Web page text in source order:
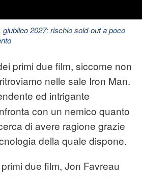
giubileo 2027: rischio sold-out a poco
primi due film, siccome non
nelle sale Iron Man.
ed intrigante
con un nemico quanto
di avere ragione grazie
della quale dispone.
due film, Jon Favreau